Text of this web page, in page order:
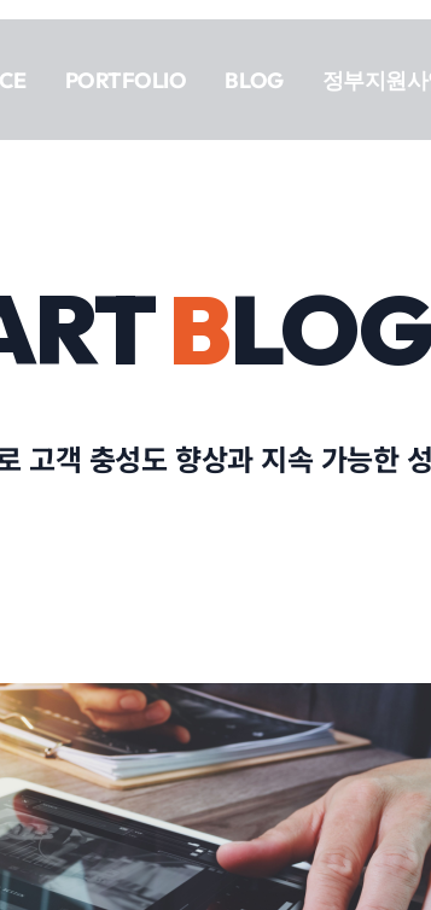
PORTFOLIO BLOG 정부지원
B
고객 충성도 향상과 지속 가능한